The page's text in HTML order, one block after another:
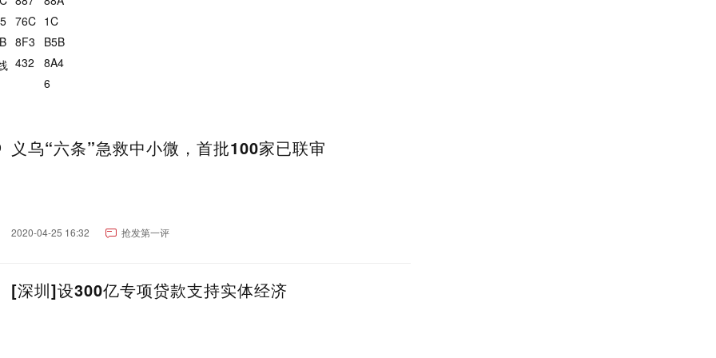
义乌“六条”急救中小微，首批100家已联审
2020-04-25 16:32 抢发第一评
[深圳]设300亿专项贷款支持实体经济